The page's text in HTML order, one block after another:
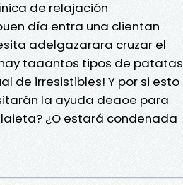
de relajación
día entra una clientan
adelgazarara cruzar el
taaantos tipos de patatas
de irresistibles! Y por si esto
la ayuda deaoe para
¿O estará condenada